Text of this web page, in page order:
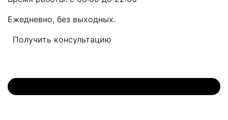
Ежедневно, без выходных.
Получить консультацию